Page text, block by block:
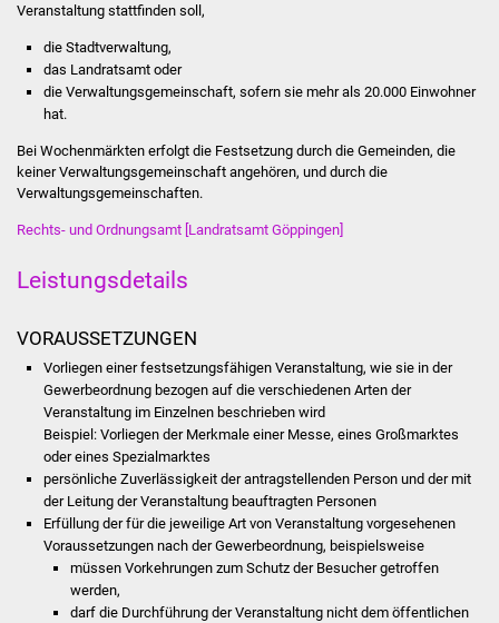
Sanierung Hallenbad
Sanierung Bizethalle
Bürger & Service
Was erledige ich wo
Dienstleistungen
Lebenslagen
Veranstaltung stattfinden soll,
die Stadtverwaltung,
das Landratsamt oder
die Verwaltungsgemeinschaft, sofern sie mehr als 20.000 Einwohner
hat.
Bei Wochenmärkten erfolgt die Festsetzung durch die Gemeinden, die
keiner Verwaltungsgemeinschaft angehören, und durch die
Verwaltungsgemeinschaften.
Rechts- und Ordnungsamt [Landratsamt Göppingen]
Leistungsdetails
VORAUSSETZUNGEN
Vorliegen einer festsetzungsfähigen Veranstaltung, wie sie in der
Gewerbeordnung bezogen auf die verschiedenen Arten der
Veranstaltung im Einzelnen beschrieben wird
Beispiel: Vorliegen der Merkmale einer Messe, eines Großmarktes
oder eines Spezialmarktes
persönliche Zuverlässigkeit der antragstellenden Person und der mit
der Leitung der Veranstaltung beauftragten Personen
Erfüllung der für die jeweilige Art von Veranstaltung vorgesehenen
Voraussetzungen nach der Gewerbeordnung, beispielsweise
müssen Vorkehrungen zum Schutz der Besucher getroffen
werden,
darf die Durchführung der Veranstaltung nicht dem öffentlichen